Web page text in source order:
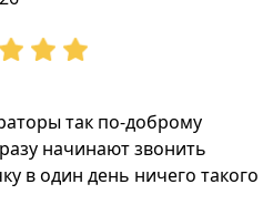
так по-доброму
начинают звонить
в один день ничего такого